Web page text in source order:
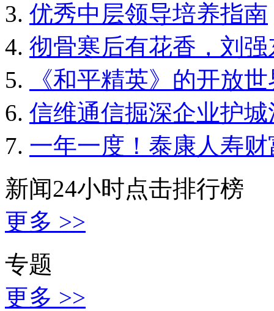
优秀中层领导培养指南
彻骨寒后有花香，刘
《和平精英》的开放
信维通信掘深企业护
一年一度！泰康人寿
新闻24小时点击排行榜
更多 >>
专题
更多 >>